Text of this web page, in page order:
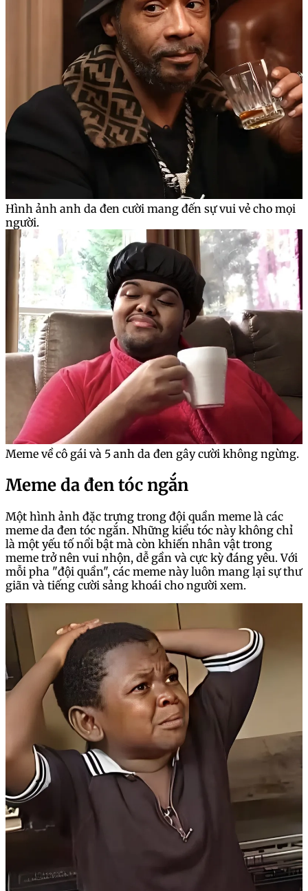
Hình ảnh anh da đen cười mang đến sự vui vẻ cho mọi
người.
Meme về cô gái và 5 anh da đen gây cười không ngừng.
Meme da đen tóc ngắn
Một hình ảnh đặc trưng trong đội quần meme là các
meme da đen tóc ngắn. Những kiểu tóc này không chỉ
là một yếu tố nổi bật mà còn khiến nhân vật trong
meme trở nên vui nhộn, dễ gần và cực kỳ đáng yêu. Với
mỗi pha "đội quần", các meme này luôn mang lại sự thư
giãn và tiếng cười sảng khoái cho người xem.